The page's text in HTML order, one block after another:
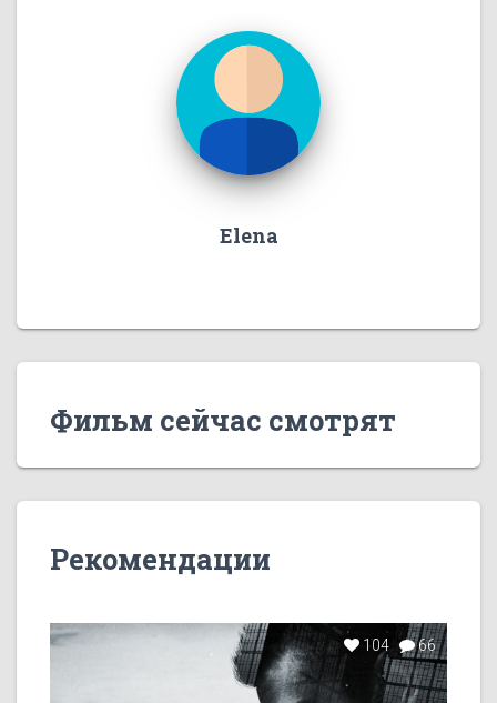
Elena
Фильм сейчас смотрят
Рекомендации
104 66